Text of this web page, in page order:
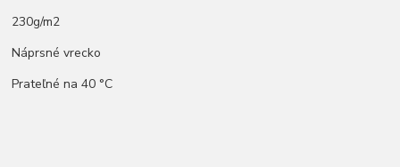
230g/m2
Náprsné vrecko
Prateľné na 40 °C